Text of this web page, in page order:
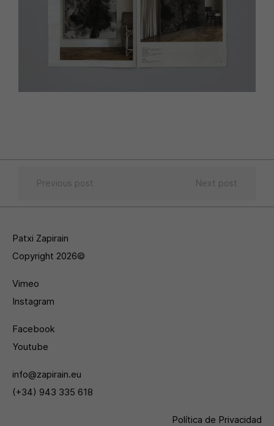
Previous post Next post
Patxi Zapirain
Copyright 2026©
Vimeo
Instagram
Facebook
Youtube
info@zapirain.eu
(+34) 943 335 618
Política de Privacidad